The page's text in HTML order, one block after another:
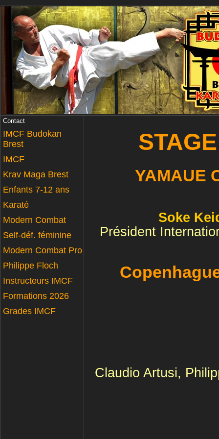
Contact
IMCF Budokan
Brest
IMCF
Krav Maga Brest
Enfants 7-12 ans
Karaté
Modern Combat
Self-déf. féminine
Modern Combat Pro
Philippe Floch
Instructeurs IMCF
Formations 2026
Grades IMCF
YAMAUE
Soke
Président
Claudio Artusi,